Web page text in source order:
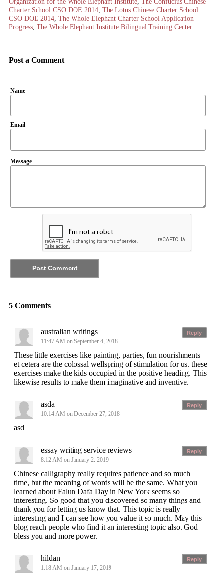
Organization for the Whole Elephant Institute, The Confucius Chinese
Charter School CSO DOE 2014, The Lotus Chinese Charter School
CSO DOE 2014, The Whole Elephant Charter School Application
Progress, The Whole Elephant Institute Bilingual Training Center
Post a Comment
Name
Email
Message
5 Comments
Reply
australian writings
11:47 AM on September 4, 2018
These little exercises like painting, parties, fun nourishments
et cetera are the colossal wellspring of stimulation for us. these
exercises make the kids occupied in the positive heading. This
likewise results to make them imaginative and inventive.
Reply
asda
10:14 AM on December 27, 2018
asd
Reply
essay writing service reviews
8:12 AM on January 2, 2019
Chinese calligraphy really requires patience and so much
time, but the meaning of words will be the same. What you
learned about Falun Dafa Day in New York seems so
interesting. So good that you discovered so many things and
thank you for letting us know that. This topic is really
interesting and I can see how you value it so much. May this
blog reach people who find it an interesting topic also. God
bless you and more power.
Reply
hildan
1:18 AM on January 17, 2019